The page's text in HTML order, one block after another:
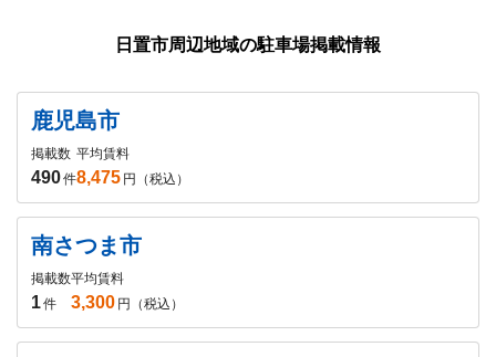
日置市周辺地域の駐車場掲載情報
鹿児島市
掲載数
490件
平均賃料
8,475 円（税込）
南さつま市
掲載数
1件
平均賃料
3,300 円（税込）